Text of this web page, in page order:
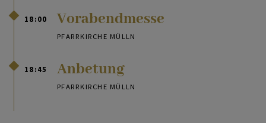
18:00 Vorabendmesse
PFARRKIRCHE MÜLLN
18:45 Anbetung
PFARRKIRCHE MÜLLN